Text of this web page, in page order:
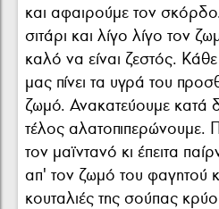
και αφαιρούμε τον
σιτάρι και λίγο λίγο τον
καλό να είναι ζεστός.
μας πίνει τα υγρά του
ζωμό. Ανακατεύουμε κατά
τέλος αλατοπιπερώνουμε.
τον μαϊντανό κι έπειτα
απ' τον ζωμό του φαγητού
κουταλιές της σούπας